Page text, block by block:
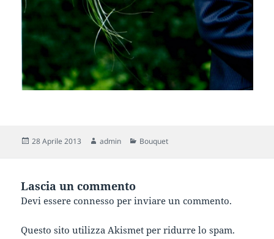
Scritto
28 Aprile 2013 Autore
admin Categorie
Bouquet
Lascia un commento
Devi essereconnesso per inviare un commento.
Questo sito utilizza Akismet per ridurre lo spam.